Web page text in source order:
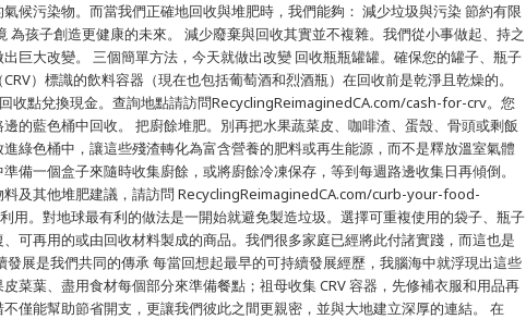
造
改
變
候污染物。而當我們正確地回收與堆肥時，我們能夠： 減少垃圾與污染 節約有限
為孩子創造更健康的未來。 減少廢棄與回收其實並不複雜。我們從小事做起、持之
巨大改變。 三個簡單方法，今天就做出改變 回收瓶瓶罐罐。確保您的罐子、瓶子
）標識的飲料容器（現在也包括葡萄酒和烈酒瓶）在回收前是乾淨且乾燥的。
收點兌換現金。查詢地點請訪問RecyclingReimaginedCA.com/cash-for-crv。您
的藍色桶中回收。 把廚餘堆肥。別再把水果蔬菜皮、咖啡渣、蛋殼、骨頭或剩飯
綠色桶中，讓這些殘渣轉化為富含營養的肥料或再生能源，而不是釋放溫室氣體
備一個盒子來隨時收集廚餘，或將廚餘冷凍保存，等到每週路邊收集日再傾倒。
料及其他堆肥建議，請訪問 RecyclingReimaginedCA.com/curb-your-food-
用。對地球最有利的做法是一開始就避免製造垃圾。選擇可重複使用的袋子、瓶子
可再用的或由回收材料製成的商品。我們很多家庭已經將此付諸實踐，而這也是
發展是我們共同的傳承 每當回想起最早的可持續發展經歷，我腦海中就浮現出這些
菜葉、盡用食材每個部分來準備餐點；祖母收集 CRV 容器，先修補衣服和用品再
僅能幫助節省開支，更讓我們彼此之間更親密，並與大地建立深厚的連結。 在